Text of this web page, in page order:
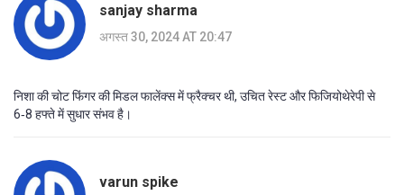
sanjay sharma
अगस्त 30, 2024 AT 20:47
निशा की चोट फिंगर की मिडल फालेंक्स में फ्रैक्चर थी, उचित रेस्ट और फिजियोथेरेपी से
6‑8 हफ्ते में सुधार संभव है।
varun spike